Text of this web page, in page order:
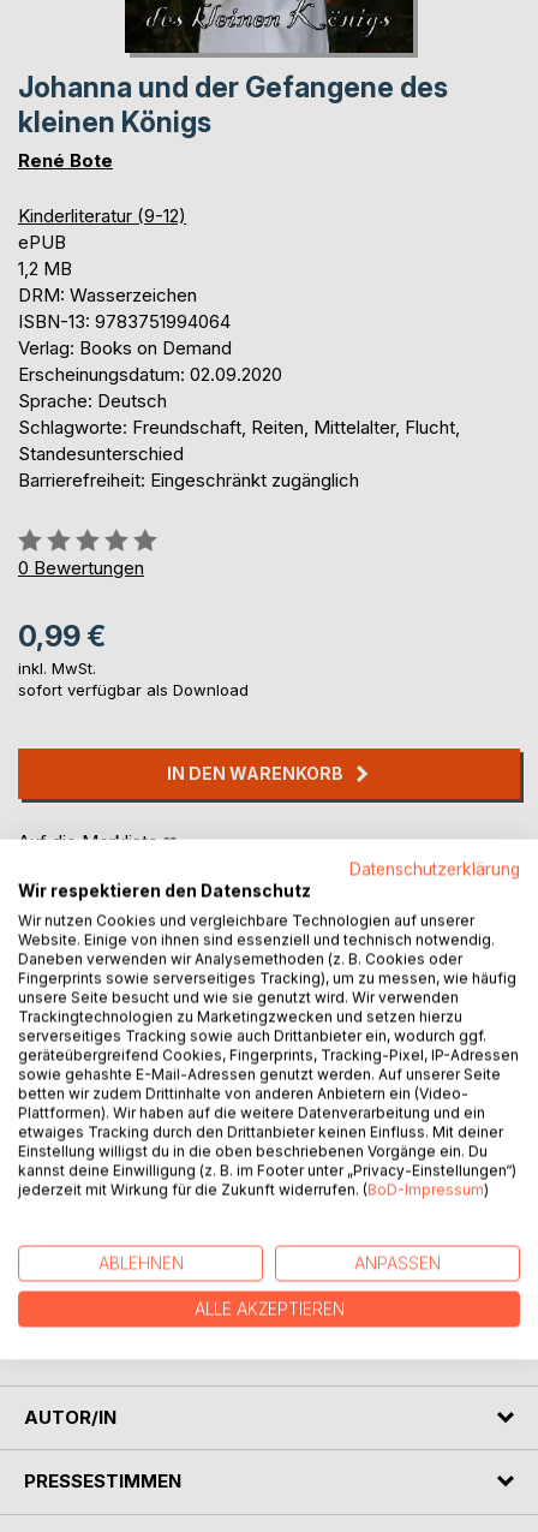
Johanna und der Gefangene des
kleinen Königs
René Bote
Kinderliteratur (9-12)
ePUB
1,2 MB
DRM: Wasserzeichen
ISBN-13: 9783751994064
Verlag: Books on Demand
Erscheinungsdatum: 02.09.2020
Sprache: Deutsch
Schlagworte: Freundschaft, Reiten, Mittelalter, Flucht,
Standesunterschied
Barrierefreiheit: Eingeschränkt zugänglich
Bewertung::
0%
0 Bewertungen
0,99 €
inkl. MwSt.
sofort verfügbar als Download
IN DEN WARENKORB
Auf die Merkliste
BESCHREIBUNG
Außer dem Namen hat Johannes nicht viel gemein mit
Johanna: Er ist der Sohn eines Handwerkers, sie eine echte
Komtess, Tochter des Grafen von Morgenroth. Warum
schleicht sie sich zu ihm in den Kerker, in den ihn seine
Verhältnis zu ihrem Vater hat, ist über die Grenzen der
Grafschaft hinaus bekannt, aber das erklärt noch lange
nicht, warum sie sich so gar nicht wie eine Komtess
benimmt. Überhaupt macht sie nie das, womit man
AUTOR/IN
PRESSESTIMMEN
Datenschutzerklärung
Wir respektieren den Datenschutz
Wir nutzen Cookies und vergleichbare Technologien auf unserer
Website. Einige von ihnen sind essenziell und technisch notwendig.
Daneben verwenden wir Analysemethoden (z. B. Cookies oder
Fingerprints sowie serverseitiges Tracking), um zu messen, wie häufig
unsere Seite besucht und wie sie genutzt wird. Wir verwenden
Trackingtechnologien zu Marketingzwecken und setzen hierzu
serverseitiges Tracking sowie auch Drittanbieter ein, wodurch ggf.
geräteübergreifend Cookies, Fingerprints, Tracking-Pixel, IP-Adressen
sowie gehashte E-Mail-Adressen genutzt werden. Auf unserer Seite
betten wir zudem Drittinhalte von anderen Anbietern ein (Video-
Plattformen). Wir haben auf die weitere Datenverarbeitung und ein
etwaiges Tracking durch den Drittanbieter keinen Einfluss. Mit deiner
Einstellung willigst du in die oben beschriebenen Vorgänge ein. Du
kannst deine Einwilligung (z. B. im Footer unter „Privacy-Einstellungen“)
jederzeit mit Wirkung für die Zukunft widerrufen. (BoD-Impressum)
ABLEHNEN ANPASSEN
ALLE AKZEPTIEREN